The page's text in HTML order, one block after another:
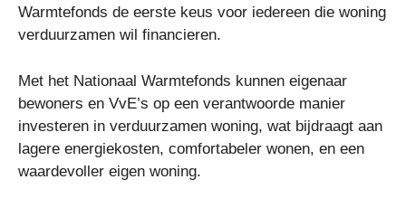
Warmtefonds de eerste keus voor iedereen die woning
verduurzamen wil financieren.
Met het Nationaal Warmtefonds kunnen eigenaar
bewoners en VvE’s op een verantwoorde manier
investeren in verduurzamen woning, wat bijdraagt aan
lagere energiekosten, comfortabeler wonen, en een
waardevoller eigen woning.